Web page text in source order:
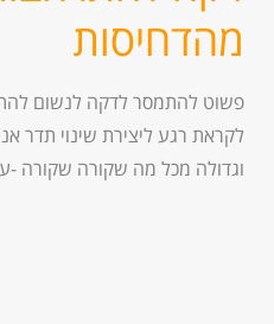
מהדחיסות
פשוט להתמסר לדקה לנשום
לקראת רגע ליצירת שינוי תדר
וגדולה מכל מה שקורה שקורה -